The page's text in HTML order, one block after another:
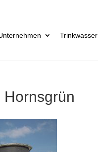
Trinkwasser